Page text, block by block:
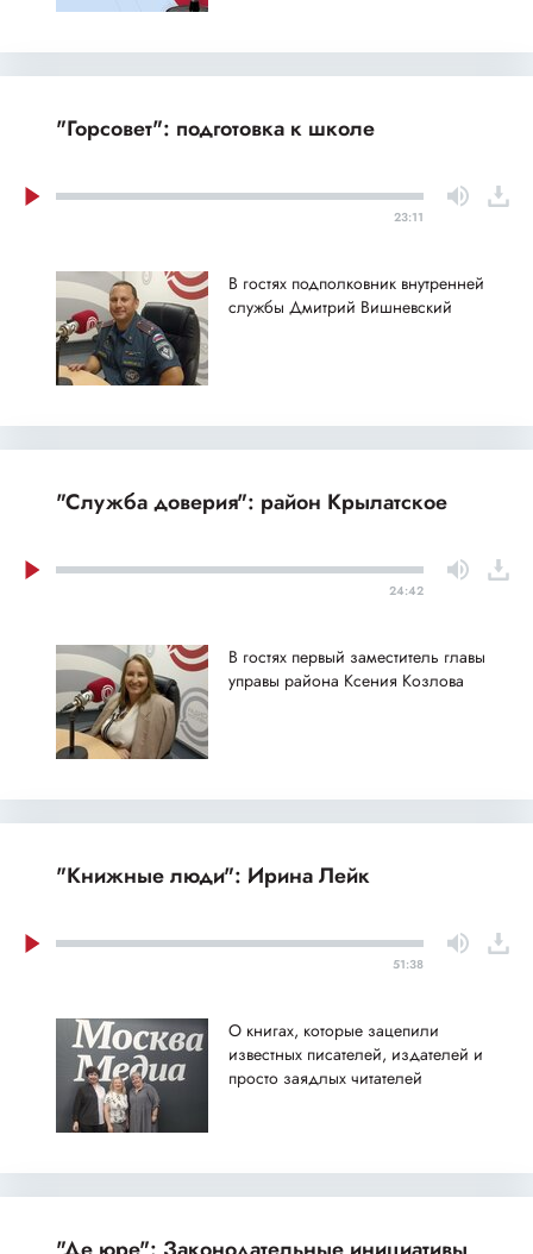
"Горсовет": подготовка к школе
23:11
В гостях подполковник внутренней
службы Дмитрий Вишневский
"Служба доверия": район Крылатское
24:42
В гостях первый заместитель главы
управы района Ксения Козлова
"Книжные люди": Ирина Лейк
51:38
О книгах, которые зацепили
известных писателей, издателей и
просто заядлых читателей